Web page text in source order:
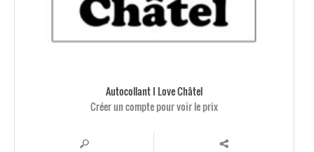
Autocollant I Love Châtel
Créer un compte pour voir le prix